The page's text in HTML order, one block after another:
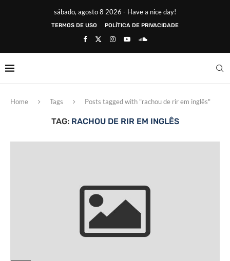
sábado, agosto 8 2026 - Have a nice day!
TERMOS DE USO POLÍTICA DE PRIVACIDADE
Home Tags Posts tagged with "rachou de rir em inglês"
TAG: RACHOU DE RIR EM INGLÊS